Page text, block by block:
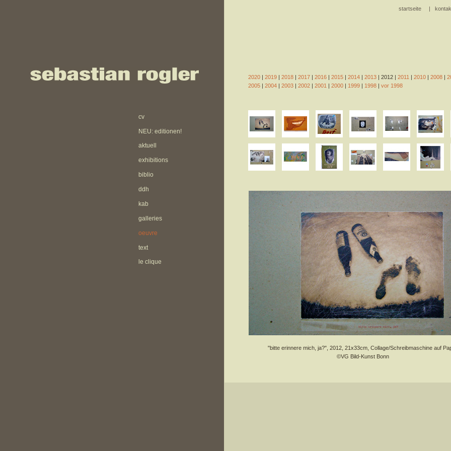
cv
NEU: editionen!
aktuell
exhibitions
biblio
ddh
kab
galleries
oeuvre
text
le clique
|
startseite
2020 |2019 |2018 |2017 |2016 |2015 |2014 |2013 | 2012 |2011 |2010 |2008 |
2005 |2004 |2003 |2002 |2001 |2000 | 1999 | 1998 |vor 1998
"bitte erinnere mich, ja?", 2012, 21x33cm, Collage/Schreibmaschine auf
©VG Bild-Kunst Bonn